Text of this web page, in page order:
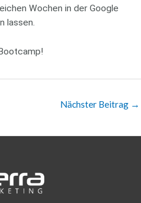
Wochen in der Google
lassen.
Nächster Beitrag →